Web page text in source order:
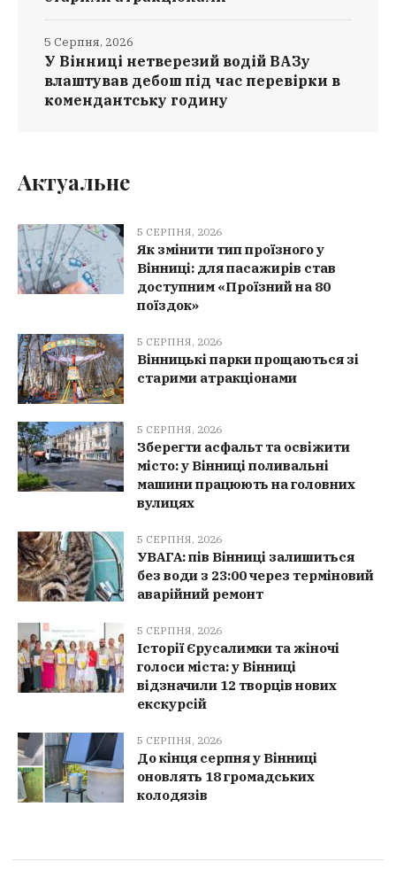
У Вінниці нетверезий водій ВАЗу
влаштував дебош під час перевірки в
комендантську годину
5 Серпня, 2026
Актуальне
5 СЕРПНЯ, 2026
Як змінити тип проїзного у
Вінниці: для пасажирів став
доступним «Проїзний на 80
поїздок»
5 СЕРПНЯ, 2026
Вінницькі парки прощаються зі
старими атракціонами
5 СЕРПНЯ, 2026
Зберегти асфальт та освіжити
місто: у Вінниці поливальні
машини працюють на головних
вулицях
5 СЕРПНЯ, 2026
УВАГА: пів Вінниці залишиться
без води з 23:00 через терміновий
аварійний ремонт
5 СЕРПНЯ, 2026
Історії Єрусалимки та жіночі
голоси міста: у Вінниці
відзначили 12 творців нових
екскурсій
5 СЕРПНЯ, 2026
До кінця серпня у Вінниці
оновлять 18 громадських
колодязів